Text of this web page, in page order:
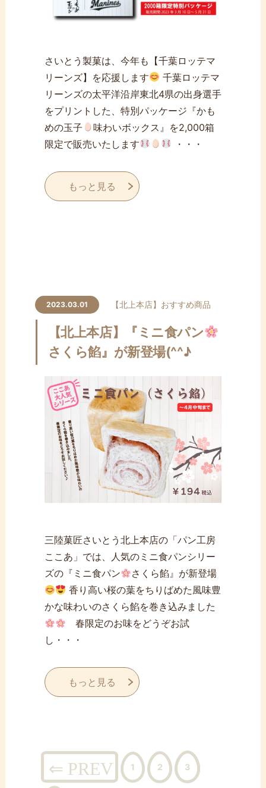
さいとう製菓は、今年も【千葉ロッテマ
リーンズ】を応援します
千葉ロッテマ
リーンズの太平洋沿岸東北4県の出身選手
をプリントした、特別パッケージ『かも
めの玉子
味わいボックス』を2,000箱
限定で販売いたします
・・・
もっと見る
2023.03.01 【北上本店】 おすすめ商品
【北上本店】『ミニ食パン
さくら餡』が新登場(^^♪
三陸菓匠さいとう北上本店の「パン工房
ここあ」では、人気のミニ食パンシリー
ズの『ミニ食パン
さくら餡』が新登場
香り高い桜の葉をちりばめた風味豊
かな味わいのさくら餡を巻き込みました
春限定のお味をどうぞお試
し・・・
もっと見る
投
ナ
1 2 3